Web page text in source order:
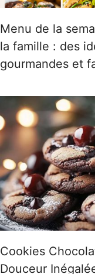
Menu de la
la famille : des
gourmandes et
Cookies
Douceur